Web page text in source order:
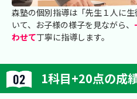
森塾の個別指導は「先生１人に
いて、お子様の様子を見ながら、
わせて丁寧に指導します。
1科目+20点の成